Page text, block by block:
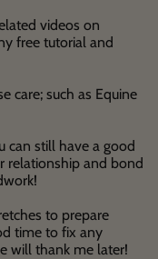
videos on
free tutorial and
care; such as Equine
can still have a good
relationship and bond
to prepare
time to fix any
will thank me later!